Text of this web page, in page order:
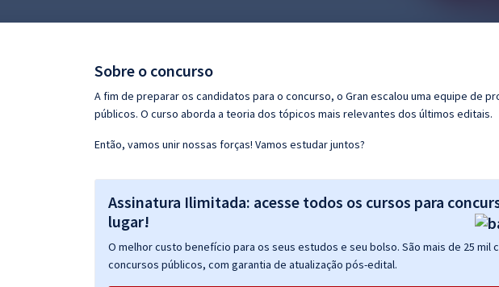
Conteúdo gratuito
Sobre o concurso
A fim de preparar os candidatos para o concurso, o Gran escalou uma equipe de
públicos. O curso aborda a teoria dos tópicos mais relevantes dos últimos editais.
Então, vamos unir nossas forças! Vamos estudar juntos?
Assinatura Ilimitada: acesse todos os cursos para
lugar!
O melhor custo benefício para os seus estudos e seu bolso. São mais de 25 mil
concursos públicos, com garantia de atualização pós-edital.